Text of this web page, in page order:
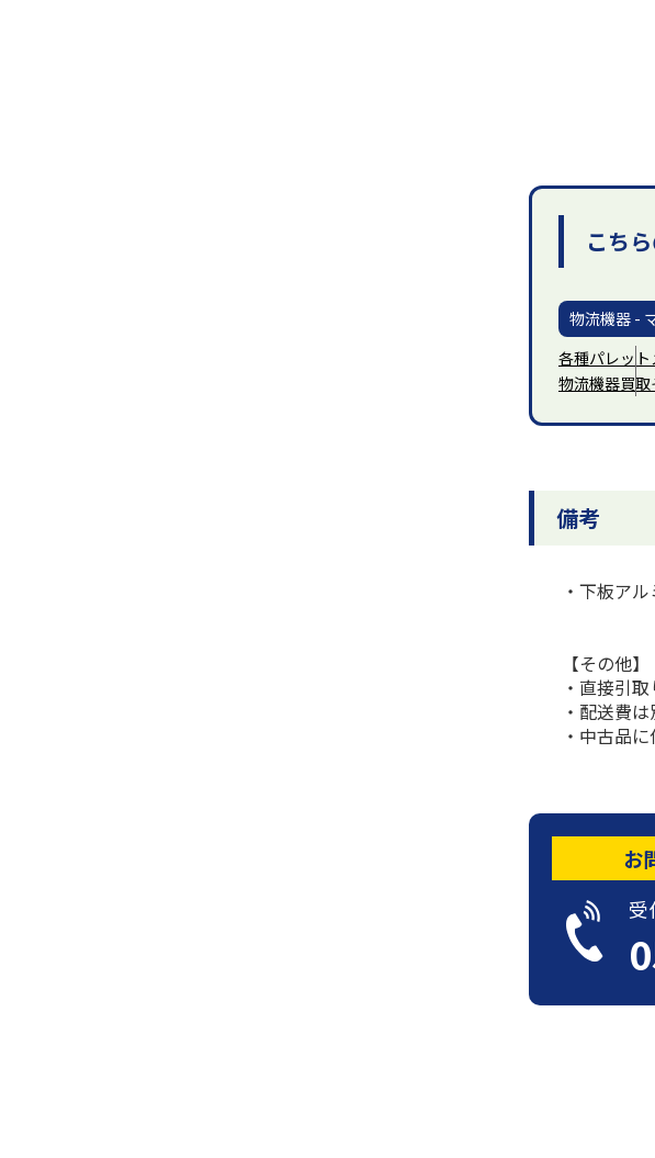
こち
物流機器 -
各種パレット
物流機器買取
備考
・下板ア
【その他】
・直接引
・配送費
・中古品
お
受